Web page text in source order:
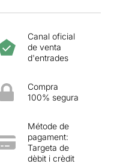
Canal oficial
de venta
d'entrades
Compra
100% segura
Métode de
pagament:
Targeta de
dèbit i crèdit